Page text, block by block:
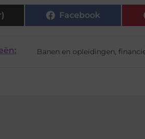
Facebook
Banen en opleidingen,